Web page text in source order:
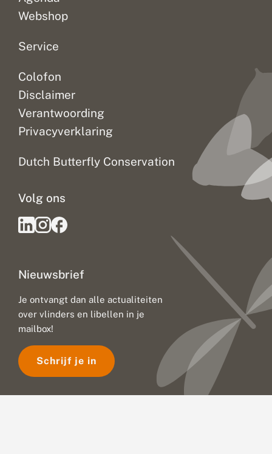
Webshop
Service
Colofon
Disclaimer
Verantwoording
Privacyverklaring
Dutch Butterfly Conservation
Nieuwsbrief
Je ontvangt dan alle actualiteiten
over vlinders en libellen in je
mailbox!
Schrijf je in
Volg ons